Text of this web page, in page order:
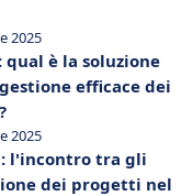
2025
è la soluzione
efficace dei
2025
l'incontro tra gli
dei progetti nel